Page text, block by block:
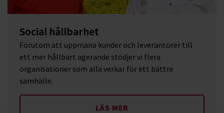
Social hållbarhet
Förutom att uppmana kunder och leverantörer till
ett mer hållbart agerande stödjer vi flera
organisationer som alla verkar för ett bättre
samhälle.
LÄS MER